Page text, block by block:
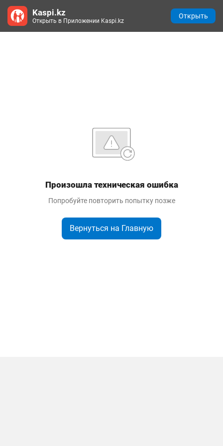
Произошла техническая ошибка
Попробуйте повторить попытку позже
Вернуться на Главную
Kaspi.kz
Открыть в Приложении Kaspi.kz
Открыть